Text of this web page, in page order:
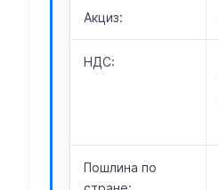
Акциз:
НДС:
Пошлина по